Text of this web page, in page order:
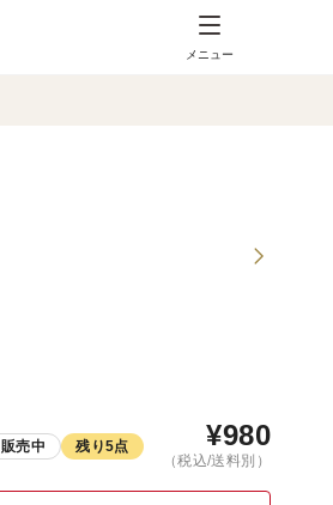
メニュー
販売中 残り5点 ¥980
（税込/送料別）